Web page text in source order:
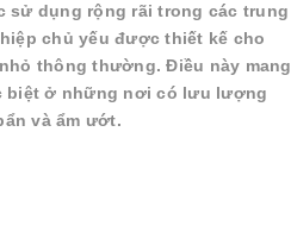
sử dụng rộng rãi trong các trung
chủ yếu được thiết kế cho
thông thường. Điều này mang
biệt ở những nơi có lưu lượng
và ẩm ướt.